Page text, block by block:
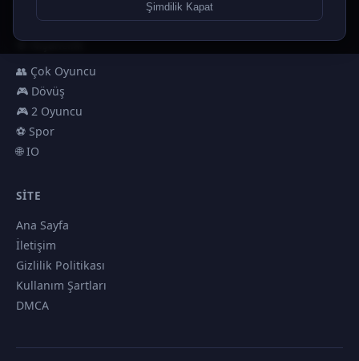
Şimdilik Kapat
🎮 Erkekler
🎯 Nişancılık
👥 Çok Oyuncu
🎮 Dövüş
🎮 2 Oyuncu
⚽ Spor
🌐 IO
SITE
Ana Sayfa
İletişim
Gizlilik Politikası
Kullanım Şartları
DMCA